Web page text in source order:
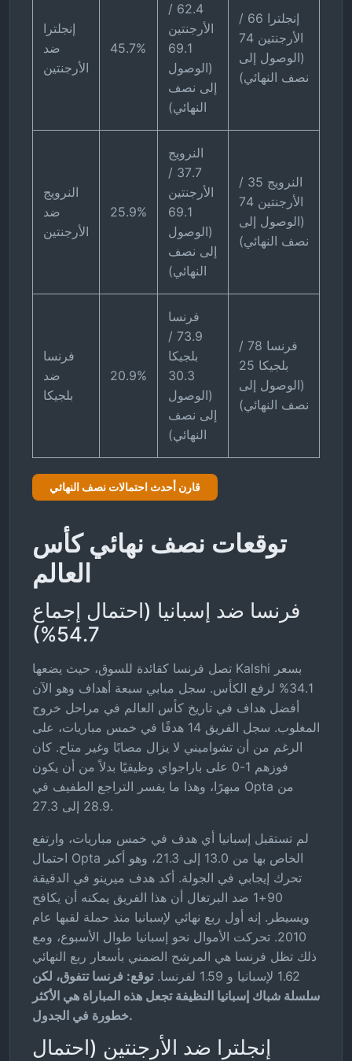
إنجلترا
ضد
الأرجنتين
45.7%
62.4 /
الأرجنتين
69.1
(الوصول
إلى نصف
النهائي)
إنجلترا 66 /
الأرجنتين 74
(الوصول إلى
نصف النهائي)
النرويج
ضد
الأرجنتين
25.9%
النرويج
37.7 /
الأرجنتين
69.1
(الوصول
إلى نصف
النهائي)
النرويج 35 /
الأرجنتين 74
(الوصول إلى
نصف النهائي)
فرنسا
ضد
بلجيكا
20.9%
فرنسا
73.9 /
بلجيكا
30.3
(الوصول
إلى نصف
النهائي)
فرنسا 78 /
بلجيكا 25
(الوصول إلى
نصف النهائي)
قارن أحدث احتمالات نصف النهائي
توقعات نصف نهائي كأس
العالم
فرنسا ضد إسبانيا (احتمال إجماع
54.7%)
تصل فرنسا كقائدة للسوق، حيث يضعها Kalshi بسعر
34.1% لرفع الكأس. سجل مبابي سبعة أهداف وهو الآن
أفضل هداف في تاريخ كأس العالم في مراحل خروج
المغلوب. سجل الفريق 14 هدفًا في خمس مباريات، على
الرغم من أن تشواميني لا يزال مصابًا وغير متاح. كان
فوزهم 1-0 على باراجواي وظيفيًا بدلاً من أن يكون
مبهرًا، وهذا ما يفسر التراجع الطفيف في Opta من
28.9 إلى 27.3.
لم تستقبل إسبانيا أي هدف في خمس مباريات، وارتفع
احتمال Opta الخاص بها من 13.0 إلى 21.3، وهو أكبر
تحرك إيجابي في الجولة. أكد هدف ميرينو في الدقيقة
90+1 ضد البرتغال أن هذا الفريق يمكنه أن يكافح
ويسيطر. إنه أول ربع نهائي لإسبانيا منذ حملة لقبها عام
2010. تحركت الأموال نحو إسبانيا طوال الأسبوع، ومع
ذلك تظل فرنسا هي المرشح الضمني بأسعار ربع النهائي
1.62 لإسبانيا و 1.59 لفرنسا.
توقع: فرنسا تتفوق، لكن
سلسلة شباك إسبانيا النظيفة تجعل هذه المباراة هي الأكثر
خطورة في الجدول.
إنجلترا ضد الأرجنتين (احتمال